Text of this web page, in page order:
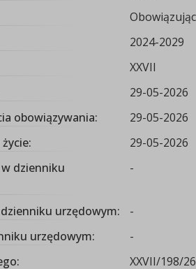
2024-2029
XXVII
29-05-2026
obowiązywania:
29-05-2026
29-05-2026
dzienniku
-
urzędowym:
-
urzędowym:
-
XXVII/198/26